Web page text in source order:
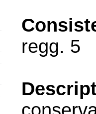
regg. 5